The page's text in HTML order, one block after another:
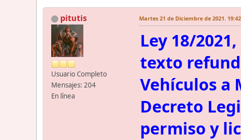
pitutis
Usuario Completo
Mensajes: 204
En línea
Martes 21 de Diciembre de 2021.
Ley 18/
texto
Vehículos a
Decreto
permiso y